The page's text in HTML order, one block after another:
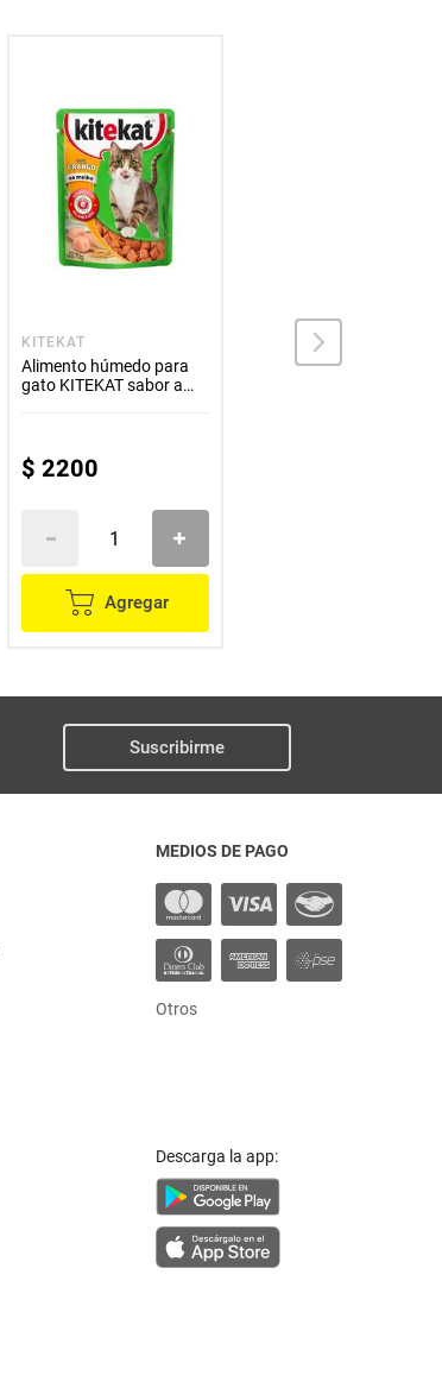
KITEKAT
Alimento húmedo para
gato KITEKAT sabor a
$ 2200
Agregar
Alimento para gato
Suscribirme
MEDIOS DE PAGO
Otros
Descarga la app: